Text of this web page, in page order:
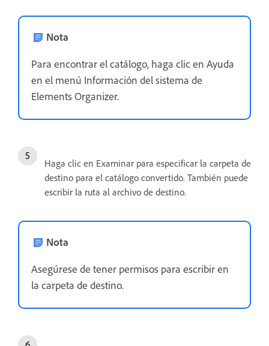
Nota
Para encontrar el catálogo, haga clic en Ayuda
en el menú Información del sistema de
Elements Organizer.
Haga clic en Examinar para especificar la carpeta de
destino para el catálogo convertido. También puede
escribir la ruta al archivo de destino.
Nota
Asegúrese de tener permisos para escribir en
la carpeta de destino.